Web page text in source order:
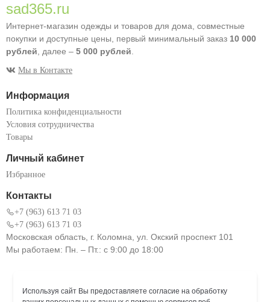
sad365.ru
Интернет-магазин одежды и товаров для дома, совместные
покупки и доступные цены, первый минимальный заказ 10 000
рублей , далее – 5 000 рублей
Мы в Контакте
Информация
Политика конфиденциальности
Условия сотрудничества
Товары
Личный кабинет
Избранное
Контакты
+7 (963) 613 71 03
+7 (963) 613 71 03
Московская область, г. Коломна, ул. Окский проспект 101
Мы работаем: Пн. – Пт.: с 9:00 до 18:00
Используя сайт Вы предоставляете согласие на обработку